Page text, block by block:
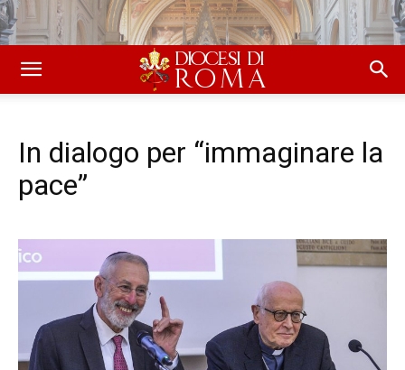
In dialogo per “immaginare la
pace”